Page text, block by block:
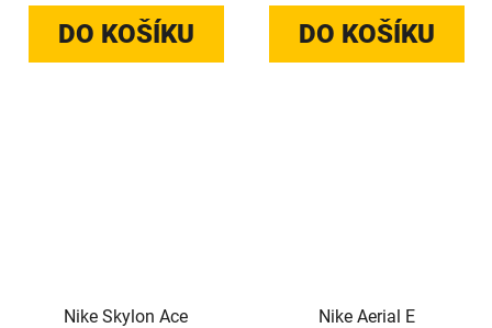
DO KOŠÍKU DO KOŠÍKU
Nike Skylon Ace
Nike Aerial E